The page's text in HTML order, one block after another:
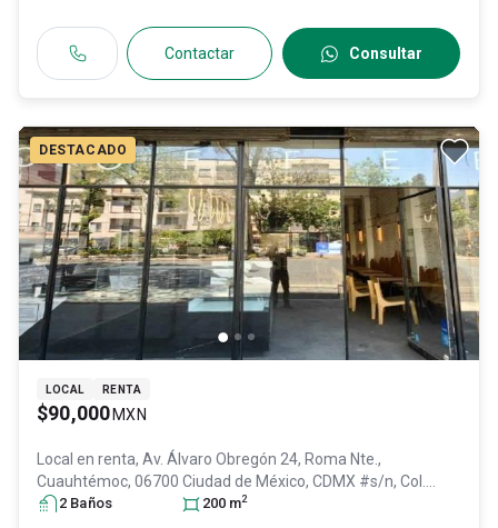
Contactar Consultar
DESTACADO
LOCAL RENTA
$90,000 MXN
Local en renta, Av. Álvaro Obregón 24, Roma Nte.,
Cuauhtémoc, 06700 Ciudad de México, CDMX #s/n, Col.
Roma Norte,
Cuauhtémoc, DF / CDMX
2 Baños 200 m2